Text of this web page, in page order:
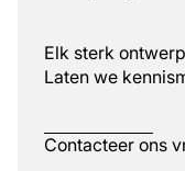
Elk sterk
Laten we
Contacteer ons